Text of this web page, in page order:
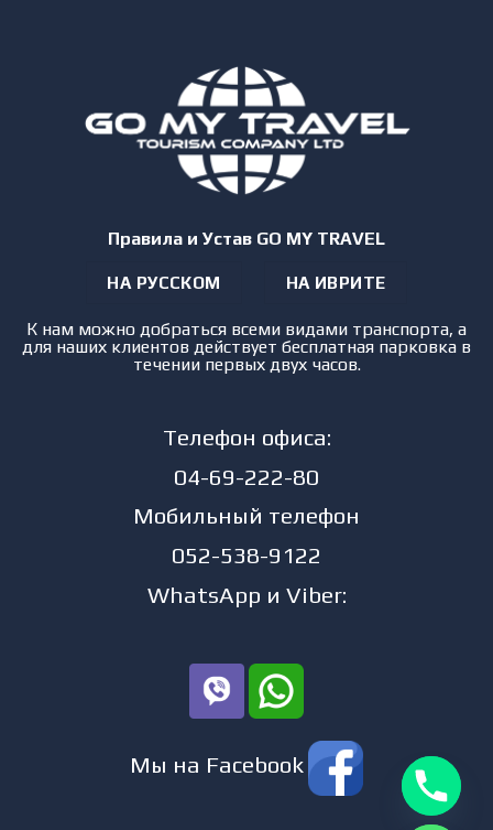
Правила и Устав GO MY TRAVEL
НА РУССКОМ НА ИВРИТЕ
К нам можно добраться всеми видами транспорта, а
для наших клиентов действует бесплатная парковка в
течении первых двух часов.
Телефон офиса:
04-69-222-80
Мобильный телефон
052-538-9122
WhatsApp и Viber:
Мы на Facebook